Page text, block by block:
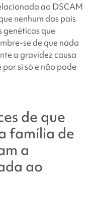
ao DSCAM
nenhum dos pais
genéticas que
se de que nada
a gravidez causa
si só e não pode
de que
família de
a
ao